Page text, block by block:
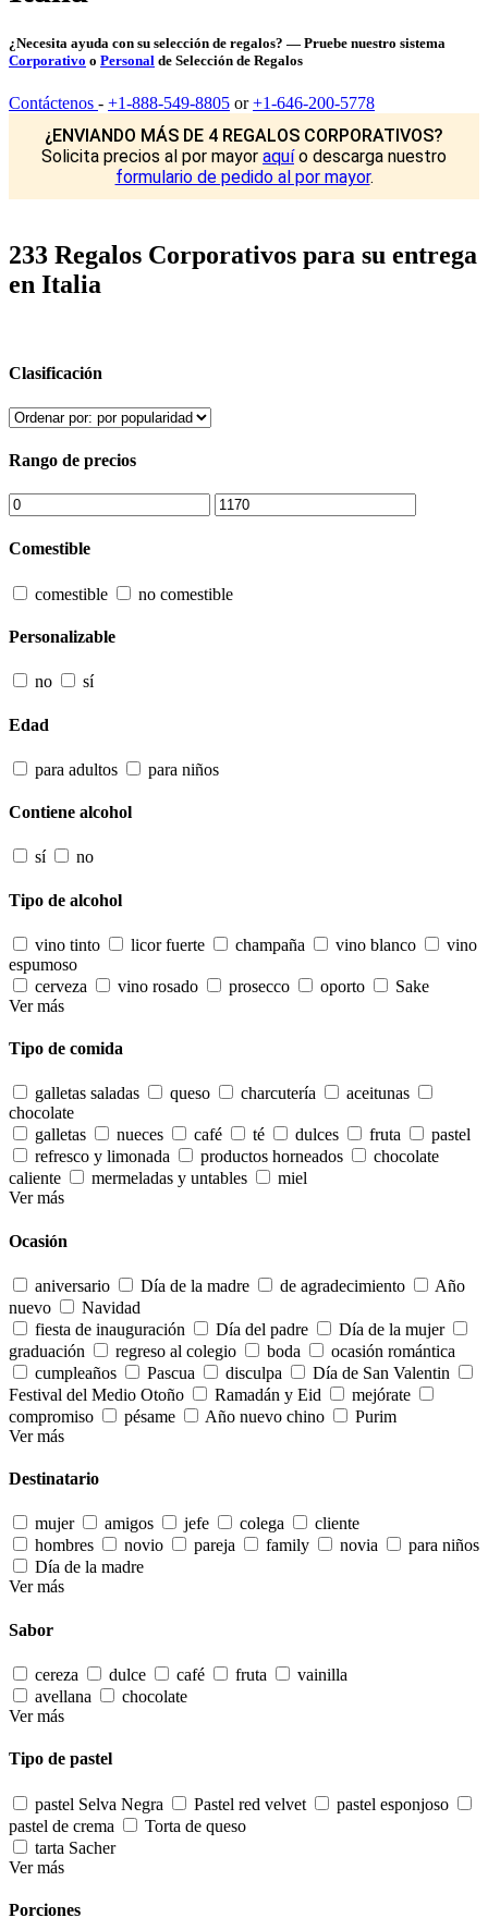
¿Necesita ayuda con su selección de regalos? — Pruebe nuestro sistema
Corporativo o Personal de Selección de Regalos
Contáctenos - +1-888-549-8805 or+1-646-200-5778
¿ENVIANDO MÁS DE 4 REGALOS CORPORATIVOS?
Solicita precios al por mayor aquío descarga nuestro
formulario de pedido al por mayor.
233 Regalos Corporativos para su entrega
en Italia
Clasificación
Rango de precios
Comestible
comestible no comestible
Personalizable
no sí
Edad
para adultos para niños
Contiene alcohol
sí no
Tipo de alcohol
vino tinto licor fuerte champaña vino blanco
vino
espumoso
cerveza
vino rosado prosecco oporto
Sake
Ver más
Tipo de comida
galletas saladas queso charcutería
aceitunas
chocolate
galletas
nueces café té dulces fruta
pastel
refresco y limonada
productos horneados
chocolate
caliente
mermeladas y untables
miel
Ver más
Ocasión
aniversario Día de la madre de agradecimiento
Año
nuevo
Navidad
fiesta de inauguración
Día del padre
Día de la mujer
graduación
regreso al colegio boda
ocasión romántica
cumpleaños
Pascua disculpa
Día de San Valentin
Festival del Medio Otoño
Ramadán y Eid
mejórate
compromiso
pésame Año nuevo chino
Purim
Ver más
Destinatario
mujer amigos jefe colega
cliente
hombres
novio pareja family novia
para niños
Día de la madre
Ver más
Sabor
cereza dulce café fruta
vainilla
avellana
chocolate
Ver más
Tipo de pastel
pastel Selva Negra Pastel red velvet
pastel esponjoso
pastel de crema
Torta de queso
tarta Sacher
Ver más
Porciones